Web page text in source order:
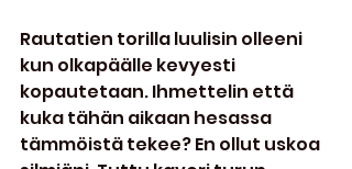
Rautatien torilla luulisin olleeni
kun olkapäälle kevyesti
kopautetaan. Ihmettelin että
kuka tähän aikaan hesassa
tämmöistä tekee? En ollut uskoa